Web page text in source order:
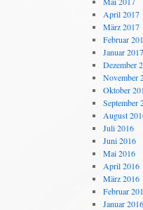
April 2017
März 2017
Februar
Januar 2017
Dezember
November
Oktober
September
August
Juli 2016
Juni 2016
Mai 2016
April 2016
März 2016
Februar
Januar 2016